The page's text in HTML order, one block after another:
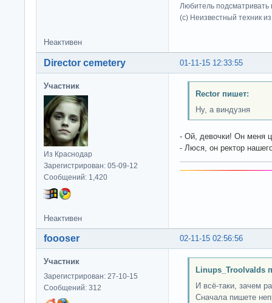
Любитель подсматривать
(c) Неизвестный техник
Неактивен
01-11-15 12:33:55
Director cemetery
Участник
Из Краснодар
Зарегистрирован: 05-09-12
Сообщений: 1,420
Rector пишет:
Ну, а виндузня
- Ой, девочки! Он меня
- Люся, он ректор
Неактивен
02-11-15 02:56:56
foooser
Участник
Зарегистрирован: 27-10-15
Сообщений: 312
Linups_Troolvalds
И всё-таки, зачем
Сначала пишете